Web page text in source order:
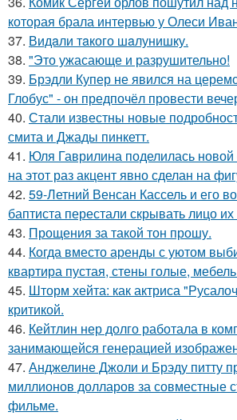
которая брала интервью у Олеси
37. Видaли тaкого шaлунишку.
38. "Это ужасающе и разрушительно!
39. Брэдли Купер не явился на
Глобус" - он предпочёл провести
40. Стали известны новые
смита и Джады пинкетт.
41. Юля Гаврилина поделилась
на этот раз акцент явно сделан на
42. 59-Летний Венсан Кассель и его
баптиста перестали скрывать лицо
43. Прощения за такой тон прошу.
44. Когда вместо аренды с уютом
квартира пустая, стены голые,
45. Шторм хейта: как актриса
критикой.
46. Кейтлин нер долго работала в
занимающейся генерацией
47. Анджелине Джоли и Брэду питту
миллионов долларов за совместные
фильме.